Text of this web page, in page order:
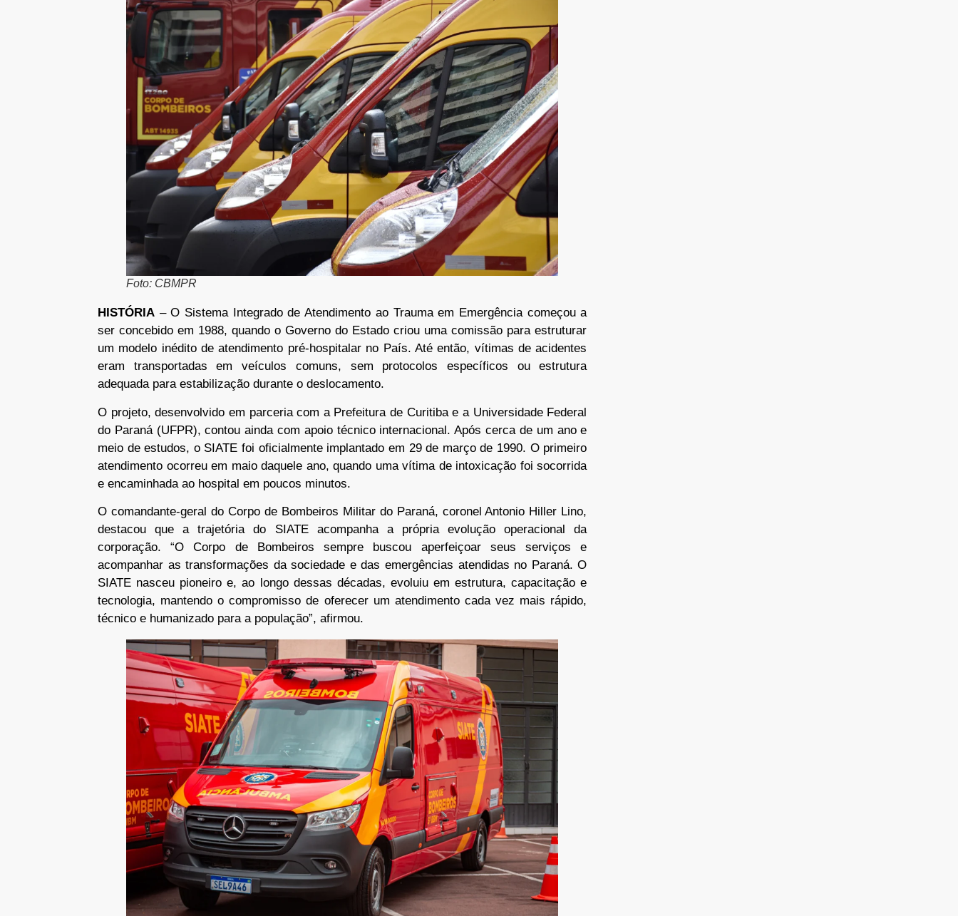
Foto: CBMPR
HISTÓRIA – O Sistema Integrado de Atendimento ao Trauma em Emergência começou a
ser concebido em 1988, quando o Governo do Estado criou uma comissão para estruturar
um modelo inédito de atendimento pré-hospitalar no País. Até então, vítimas de acidentes
eram transportadas em veículos comuns, sem protocolos específicos ou estrutura
adequada para estabilização durante o deslocamento.
O projeto, desenvolvido em parceria com a Prefeitura de Curitiba e a Universidade Federal
do Paraná (UFPR), contou ainda com apoio técnico internacional. Após cerca de um ano e
meio de estudos, o SIATE foi oficialmente implantado em 29 de março de 1990. O primeiro
atendimento ocorreu em maio daquele ano, quando uma vítima de intoxicação foi socorrida
e encaminhada ao hospital em poucos minutos.
O comandante-geral do Corpo de Bombeiros Militar do Paraná, coronel Antonio Hiller Lino,
destacou que a trajetória do SIATE acompanha a própria evolução operacional da
corporação. “O Corpo de Bombeiros sempre buscou aperfeiçoar seus serviços e
acompanhar as transformações da sociedade e das emergências atendidas no Paraná. O
SIATE nasceu pioneiro e, ao longo dessas décadas, evoluiu em estrutura, capacitação e
tecnologia, mantendo o compromisso de oferecer um atendimento cada vez mais rápido,
técnico e humanizado para a população”, afirmou.